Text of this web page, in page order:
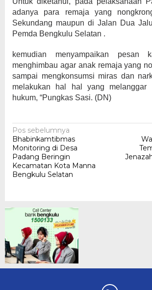
adanya para remaja yang
Sekundang maupun di Jalan Dua
Pemda Bengkulu Selatan .
kemudian menyampaikan pesan
menghimbau agar anak remaja yang
sampai mengkonsumsi miras dan
melakukan hal hal yang melanggar
hukum, “Pungkas Sasi. (DN)
Navigasi
pos
Pos sebelumnya
Bhabinkamtibmas
Monitoring di Desa
Padang Beringin
Kecamatan Kota Manna
Bengkulu Selatan